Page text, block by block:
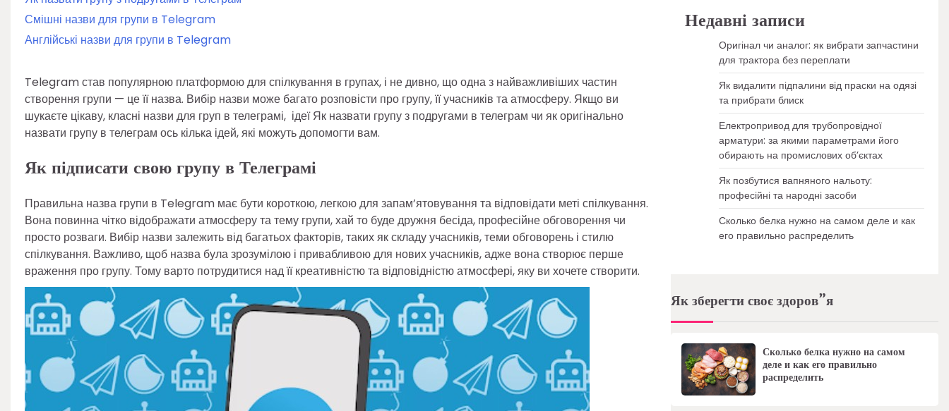
Смішні назви для групи в Telegram
Англійські назви для групи в Telegram
Telegram став популярною платформою для спілкування в групах, і не дивно, що одна з найважливіших частин
створення групи — це її назва. Вибір назви може багато розповісти про групу, її учасників та атмосферу. Якщо ви
шукаєте цікаву, класні назви для груп в телеграмі, ідеї Як назвати групу з подругами в телеграм чи як оригінально
назвати групу в телеграм ось кілька ідей, які можуть допомогти вам.
Як підписати свою групу в Телеграмі
Правильна назва групи в Telegram має бути короткою, легкою для запам’ятовування та відповідати меті спілкування.
Вона повинна чітко відображати атмосферу та тему групи, хай то буде дружня бесіда, професійне обговорення чи
просто розваги. Вибір назви залежить від багатьох факторів, таких як складу учасників, теми обговорень і стилю
спілкування. Важливо, щоб назва була зрозумілою і привабливою для нових учасників, адже вона створює перше
враження про групу. Тому варто потрудитися над її креативністю та відповідністю атмосфері, яку ви хочете створити.
Недавні записи
Оригінал чи аналог: як вибрати запчастини
для трактора без переплати
Як видалити підпалини від праски на одязі
та прибрати блиск
Електропривод для трубопровідної
арматури: за якими параметрами його
обирають на промислових об’єктах
Як позбутися вапняного нальоту:
професійні та народні засоби
Сколько белка нужно на самом деле и как
его правильно распределить
Як зберегти своє здоров”я
Сколько белка нужно на самом
деле и как его правильно
распределить